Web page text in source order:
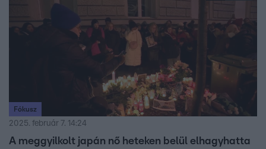
Fókusz
2025. február 7. 14:24
A meggyilkolt japán nő heteken belül elhagyhatta